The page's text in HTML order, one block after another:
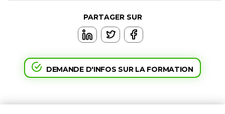
DEMANDE D'INFOS SUR LA FORMATION
PARTAGER SUR